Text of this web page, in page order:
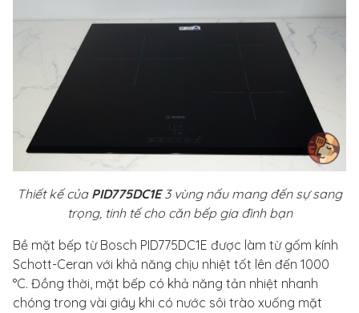
Thiết kế của PID775DC1E3 vùng nấu mang đến sự sang
trọng, tinh tế cho căn bếp gia đình bạn
Bề mặt bếp từ Bosch PID775DC1E được làm từ gốm kính
Schott-Ceran với khả năng chịu nhiệt tốt lên đến 1000
°C. Đồng thời, mặt bếp có khả năng tản nhiệt nhanh
chóng trong vài giây khi có nước sôi trào xuống mặt